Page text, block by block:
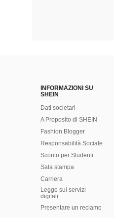
INFORMAZIONI SU
SHEIN
Dati societari
A Proposito di SHEIN
Fashion Blogger
Responsabilità Sociale
Sconto per Studenti
Sala stampa
Carriera
Legge sui servizi
digitali
Presentare un reclamo